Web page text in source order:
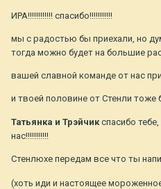
ИРА!!!!!!!!!!!! спасибо!!!!!!!!!!!
мы с радостью бы приехали, но
тогда можно будет на большие
вашей славной команде от нас
и твоей половине от Стенли
Татьянка и Трэйчик спасибо
нас!!!!!!!!!!!
Стенлюхе передам все что ты
(хоть иди и настоящее